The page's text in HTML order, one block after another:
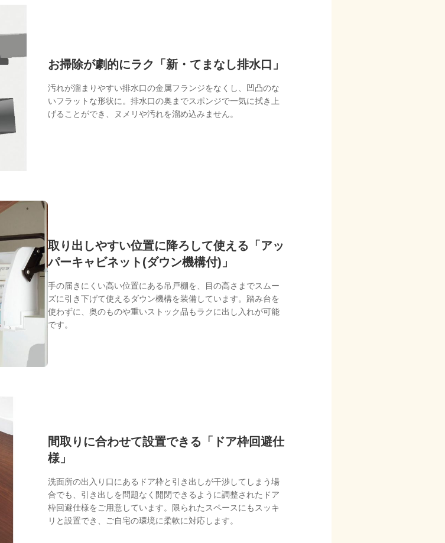
Q&A
よくあるご質問
ENTRY
お掃除が劇的にラク「新・てまなし排水口」
汚れが溜まりやすい排水口の金属フランジをなくし、凹凸のな
いフラットな形状に。排水口の奥までスポンジで一気に拭き上
げることができ、ヌメリや汚れを溜め込みません。
取り出しやすい位置に降ろして使える「アッ
パーキャビネット(ダウン機構付)」
手の届きにくい高い位置にある吊戸棚を、目の高さまでスムー
ズに引き下げて使えるダウン機構を装備しています。踏み台を
使わずに、奥のものや重いストック品もラクに出し入れが可能
です。
間取りに合わせて設置できる「ドア枠回避仕
様」
洗面所の出入り口にあるドア枠と引き出しが干渉してしまう場
合でも、引き出しを問題なく開閉できるように調整されたドア
枠回避仕様をご用意しています。限られたスペースにもスッキ
リと設置でき、ご自宅の環境に柔軟に対応します。